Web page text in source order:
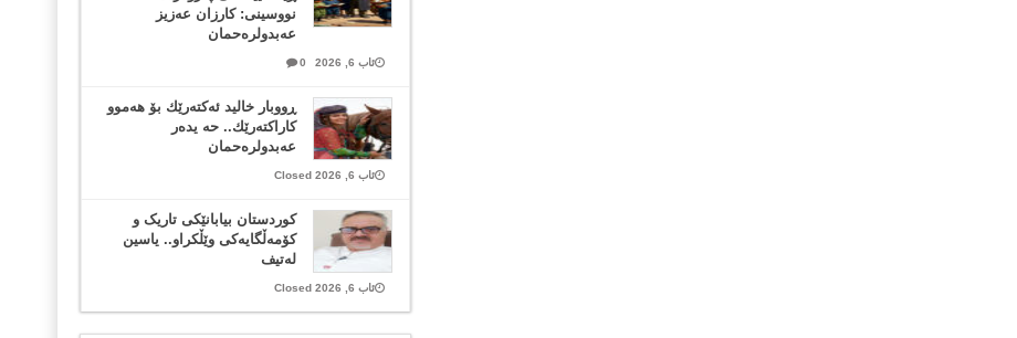
نووسینی: کارزان عەزیز
عەبدولرەحمان
ئاب 6, 2026 0
ڕووبار خالید ئەكتەرێك بۆ هەموو
كاراكتەرێك.. حه یدەر
عەبدولرەحمان
ئاب 6, 2026 Closed
کوردستان بیابانێکی تاریک و
کۆمەڵگایەکی وێڵکراو.. یاسین
لەتیف
ئاب 6, 2026 Closed